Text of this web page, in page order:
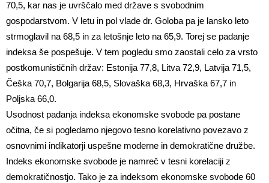
70,5, kar nas je uvrščalo med države s svobodnim
gospodarstvom. V letu in pol vlade dr. Goloba pa je lansko leto
strmoglavil na 68,5 in za letošnje leto na 65,9. Torej se padanje
indeksa še pospešuje. V tem pogledu smo zaostali celo za vrsto
postkomunističnih držav: Estonija 77,8, Litva 72,9, Latvija 71,5,
Češka 70,7, Bolgarija 68,5, Slovaška 68,3, Hrvaška 67,7 in
Poljska 66,0.
Usodnost padanja indeksa ekonomske svobode pa postane
očitna, če si pogledamo njegovo tesno korelativno povezavo z
osnovnimi indikatorji uspešne moderne in demokratične družbe.
Indeks ekonomske svobode je namreč v tesni korelaciji z
demokratičnostjo. Tako je za indeksom ekonomske svobode 60